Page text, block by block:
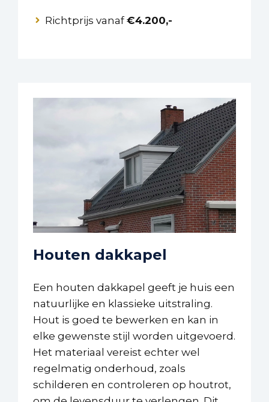
Richtprijs vanaf€4.200,-
Houten dakkapel
Een houten dakkapel geeft je huis een
natuurlijke en klassieke uitstraling.
Hout is goed te bewerken en kan in
elke gewenste stijl worden uitgevoerd.
Het materiaal vereist echter wel
regelmatig onderhoud, zoals
schilderen en controleren op houtrot,